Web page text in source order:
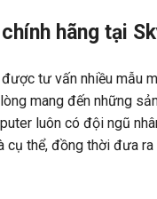
hãng tại
tư vấn nhiều mẫu
mang đến những
luôn có đội ngũ
cụ thể, đồng thời đưa